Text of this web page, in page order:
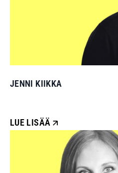
JENNI KIIKKA
LUE LISÄÄ